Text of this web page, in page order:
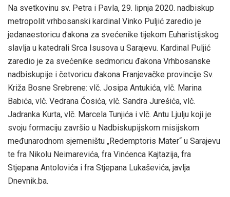
Na svetkovinu sv. Petra i Pavla, 29. lipnja 2020. nadbiskup
metropolit vrhbosanski kardinal Vinko Puljić zaredio je
jedanaestoricu đakona za svećenike tijekom Euharistijskog
slavlja u katedrali Srca Isusova u Sarajevu. Kardinal Puljić
zaredio je za svećenike sedmoricu đakona Vrhbosanske
nadbiskupije i četvoricu đakona Franjevačke provincije Sv.
Križa Bosne Srebrene: vlč. Josipa Antukića, vlč. Marina
Babića, vlč. Vedrana Ćosića, vlč. Sandra Jurešića, vlč.
Jadranka Kurta, vlč. Marcela Tunjića i vlč. Antu Ljulju koji je
svoju formaciju završio u Nadbiskupijskom misijskom
međunarodnom sjemeništu „Redemptoris Mater“ u Sarajevu
te fra Nikolu Neimarevića, fra Vinćenca Kajtazija, fra
Stjepana Antolovića i fra Stjepana Lukaševića, javlja
Dnevnik.ba.